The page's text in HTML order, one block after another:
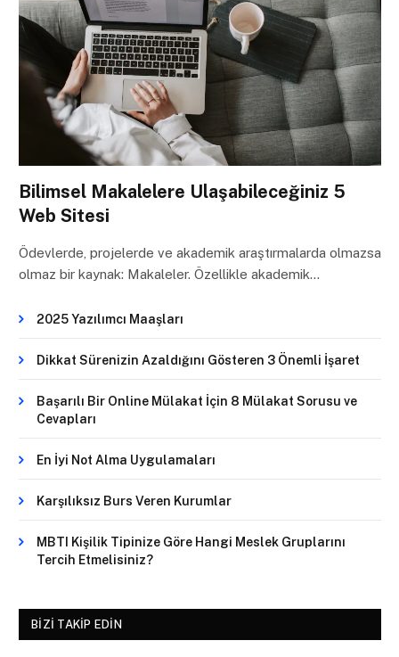
Bilimsel Makalelere Ulaşabileceğiniz 5
Web Sitesi
Ödevlerde, projelerde ve akademik araştırmalarda olmazsa
olmaz bir kaynak: Makaleler. Özellikle akademik…
2025 Yazılımcı Maaşları
Dikkat Sürenizin Azaldığını Gösteren 3 Önemli İşaret
Başarılı Bir Online Mülakat İçin 8 Mülakat Sorusu ve
Cevapları
En İyi Not Alma Uygulamaları
Karşılıksız Burs Veren Kurumlar
MBTI Kişilik Tipinize Göre Hangi Meslek Gruplarını
Tercih Etmelisiniz?
BIZI TAKIP EDIN